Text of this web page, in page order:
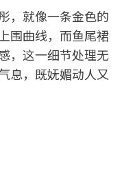
，就像一条金色的
围曲线，而鱼尾裙
，这一细节处理无
息，既妩媚动人又